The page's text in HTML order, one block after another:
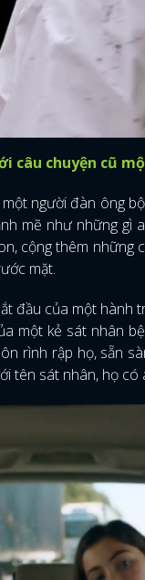
câu chuyện cũ
người đàn ông
mẽ như những gì
cộng thêm
mặt.
đầu của một hành
một kẻ sát nhân
rình rập họ, sẵn
tên sát nhân, họ có